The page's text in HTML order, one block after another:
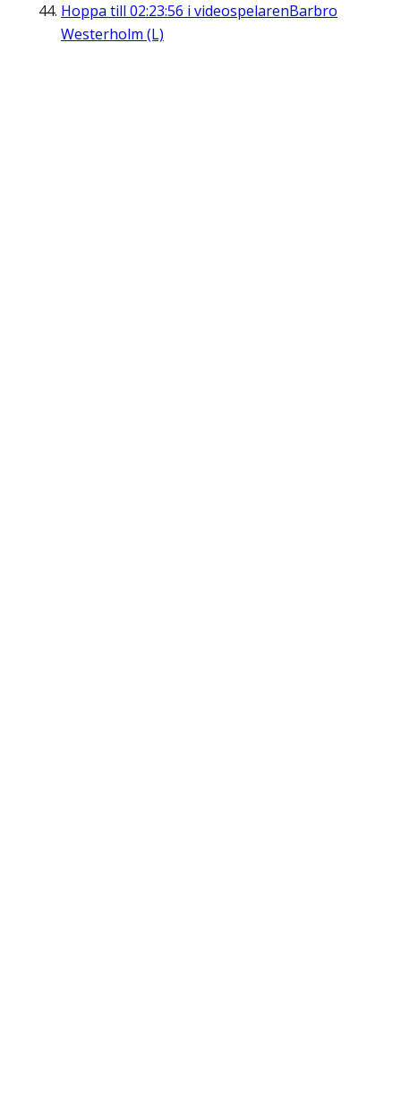
Hoppa till 02:23:56 i videospelarenBarbro
Westerholm (L)